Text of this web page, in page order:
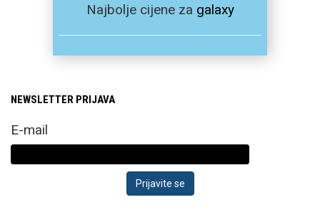
Najbolje cijene za galaxy
NEWSLETTER PRIJAVA
E-mail